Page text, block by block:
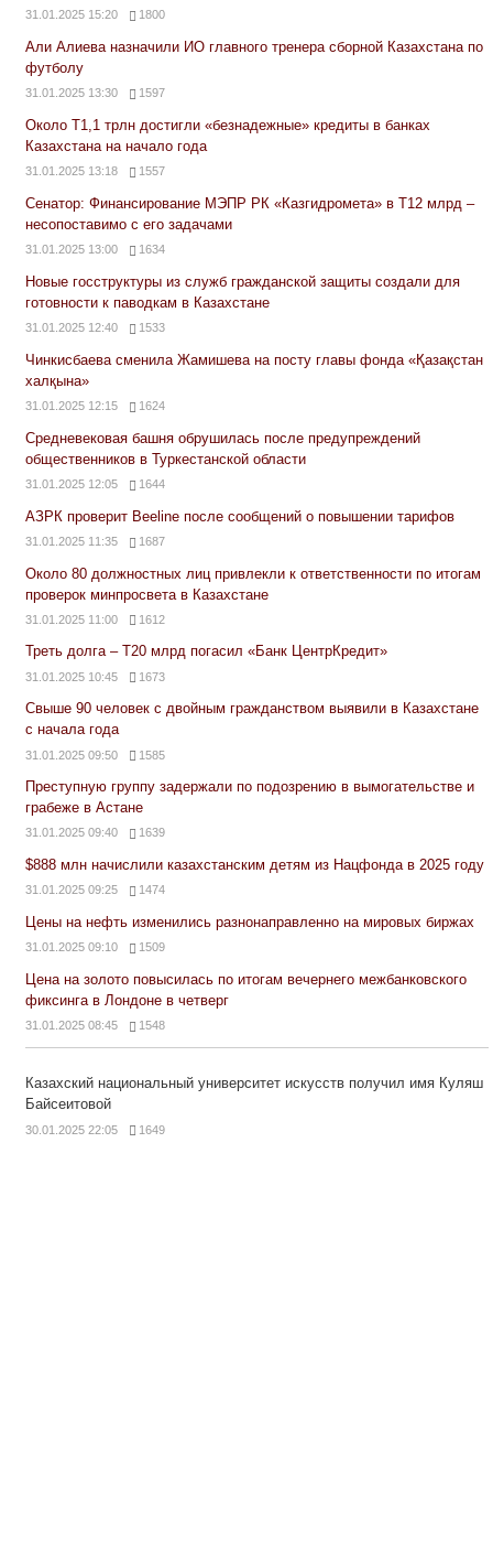
31.01.2025 15:20 1800
Али Алиева назначили ИО главного тренера сборной Казахстана по
футболу
31.01.2025 13:30 1597
Около Т1,1 трлн достигли «безнадежные» кредиты в банках
Казахстана на начало года
31.01.2025 13:18 1557
Сенатор: Финансирование МЭПР РК «Казгидромета» в Т12 млрд –
несопоставимо с его задачами
31.01.2025 13:00 1634
Новые госструктуры из служб гражданской защиты создали для
готовности к паводкам в Казахстане
31.01.2025 12:40 1533
Чинкисбаева сменила Жамишева на посту главы фонда «Қазақстан
халқына»
31.01.2025 12:15 1624
Средневековая башня обрушилась после предупреждений
общественников в Туркестанской области
31.01.2025 12:05 1644
АЗРК проверит Beeline после сообщений о повышении тарифов
31.01.2025 11:35 1687
Около 80 должностных лиц привлекли к ответственности по итогам
проверок минпросвета в Казахстане
31.01.2025 11:00 1612
Треть долга – Т20 млрд погасил «Банк ЦентрКредит»
31.01.2025 10:45 1673
Свыше 90 человек с двойным гражданством выявили в Казахстане
с начала года
31.01.2025 09:50 1585
Преступную группу задержали по подозрению в вымогательстве и
грабеже в Астане
31.01.2025 09:40 1639
$888 млн начислили казахстанским детям из Нацфонда в 2025 году
31.01.2025 09:25 1474
Цены на нефть изменились разнонаправленно на мировых биржах
31.01.2025 09:10 1509
Цена на золото повысилась по итогам вечернего межбанковского
фиксинга в Лондоне в четверг
31.01.2025 08:45 1548
Казахский национальный университет искусств получил имя Куляш
Байсеитовой
30.01.2025 22:05 1649